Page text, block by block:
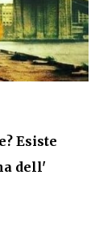
Esiste
dell'